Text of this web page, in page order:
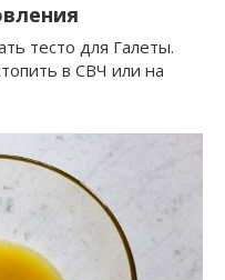
тесто для Галеты.
в СВЧ или на